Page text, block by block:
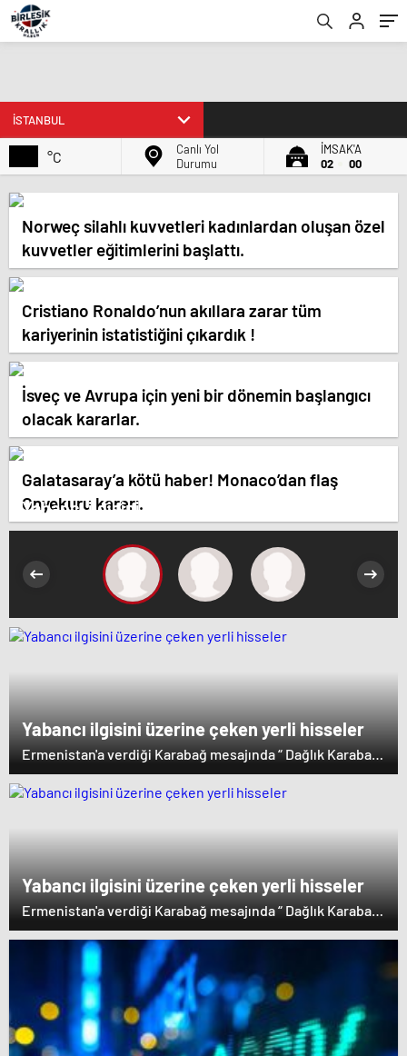
°C
Canlı Yol
Durumu
İMSAK'A
02
00
Norweç silahlı kuvvetleri kadınlardan oluşan özel
kuvvetler eğitimlerini başlattı.
Cristiano Ronaldo’nun akıllara zarar tüm
kariyerinin istatistiğini çıkardık !
İsveç ve Avrupa için yeni bir dönemin başlangıcı
olacak kararlar.
Galatasaray’a kötü haber! Monaco’dan flaş
Onyekuru kararı.
Yabancı ilgisini üzerine çeken yerli hisseler
Yabancı ilgisini üzerine çeken yerli hisseler
Ermenistan'a verdiği Karabağ mesajında “ Dağlık Karabağ
ve çevresindeki bölgeler Azerbaycan Cumhuriyeti'nin
ayrılmaz bir parçasıdır” dedi. İstifa çağrılarını kabul
desteği saklamayan Fransa Cumhurbaşkanı Macron ise
dikkat çeken bir ziyaret gerçekleştirdi.
Yabancı ilgisini üzerine çeken yerli hisseler
Ermenistan'a verdiği Karabağ mesajında “ Dağlık Karabağ
ve çevresindeki bölgeler Azerbaycan Cumhuriyeti'nin
ayrılmaz bir parçasıdır” dedi. İstifa çağrılarını kabul
etmeyen Başbakan Paşinyan Dağlık karabağ'ın sözde
lideri Arayik Harutyunyan'la görüştü. Ermenistan'a verdiği
desteği saklamayan Fransa Cumhurbaşkanı Macron ise
dikkat çeken bir ziyaret gerçekleştirdi.